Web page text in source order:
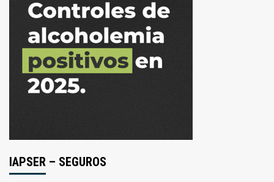
IAPSER – SEGUROS